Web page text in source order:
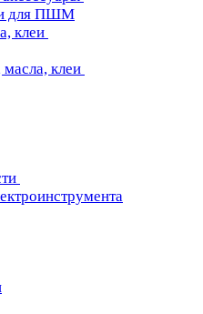
для ПШМ
клеи
клеи